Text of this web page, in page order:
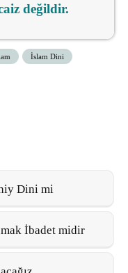
değildir.
İslam Dini
Dini mi
İbadet midir